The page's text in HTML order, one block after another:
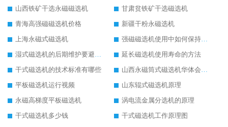
山西铁矿干选永磁磁选机
甘肃贫铁矿干选磁选机
青海高强磁磁选机价格
新疆干粉永磁选机
上海永磁式磁选机
强磁磁选机使用中如何保持其顺畅运行
湿式磁选机的后期维护要避开哪些坑
延长磁选机使用寿命的方法
干式磁选机的技术标准有哪些
山西永磁筒式磁选机华体会手机网页版-华体会(中国)
平板磁选机运行视频
山东辊式磁选机原理
永磁高梯度平板磁选机
涡电流金属分选机的原理
干式磁选机多少钱
干式磁选机工作原理图